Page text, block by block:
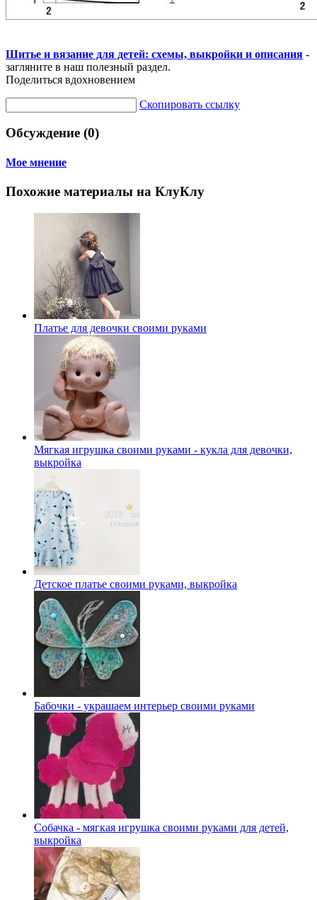
Шитье и вязание для детей: схемы, выкройки и описания -
загляните в наш полезный раздел.
Поделиться вдохновением
Скопировать ссылку
Обсуждение (0)
Мое мнение
Похожие материалы на КлуКлу
Платье для девочки своими руками
Мягкая игрушка своими руками - кукла для девочки,
выкройка
Детское платье своими руками, выкройка
Бабочки - украшаем интерьер своими руками
Собачка - мягкая игрушка своими руками для детей,
выкройка